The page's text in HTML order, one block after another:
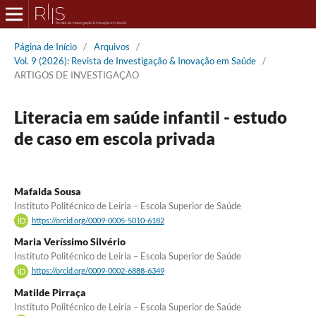
Página de Início / Arquivos
/
Vol. 9 (2026): Revista de Investigação & Inovação em Saúde /
ARTIGOS DE INVESTIGAÇÃO
Literacia em saúde infantil - estudo
de caso em escola privada
Mafalda Sousa
Instituto Politécnico de Leiria – Escola Superior de Saúde
https://orcid.org/0009-0005-5010-6182
Maria Veríssimo Silvério
Instituto Politécnico de Leiria – Escola Superior de Saúde
https://orcid.org/0009-0002-6888-6349
Matilde Pirraça
Instituto Politécnico de Leiria – Escola Superior de Saúde